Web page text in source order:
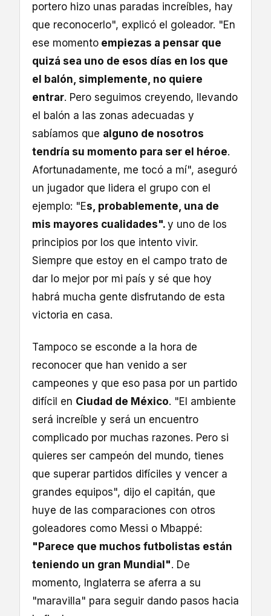
portero hizo unas paradas increíbles, hay
que reconocerlo", explicó el goleador. "En
ese momento empiezas a pensar que
quizá sea uno de esos días en los que
el balón, simplemente, no quiere
entrar. Pero seguimos creyendo, llevando
el balón a las zonas adecuadas y
sabíamos que alguno de nosotros
tendría su momento para ser el héroe.
Afortunadamente, me tocó a mí", aseguró
un jugador que lidera el grupo con el
ejemplo: "Es, probablemente, una de
mis mayores cualidades". y uno de los
principios por los que intento vivir.
Siempre que estoy en el campo trato de
dar lo mejor por mi país y sé que hoy
habrá mucha gente disfrutando de esta
victoria en casa.
Tampoco se esconde a la hora de
reconocer que han venido a ser
campeones y que eso pasa por un partido
difícil en Ciudad de México. "El ambiente
será increíble y será un encuentro
complicado por muchas razones. Pero si
quieres ser campeón del mundo, tienes
que superar partidos difíciles y vencer a
grandes equipos", dijo el capitán, que
huye de las comparaciones con otros
goleadores como Messi o Mbappé:
"Parece que muchos futbolistas están
teniendo un gran Mundial". De
momento, Inglaterra se aferra a su
"maravilla" para seguir dando pasos hacia